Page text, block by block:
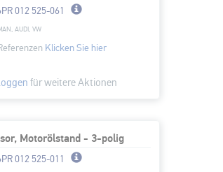
012 525-061
AUDI, VW
Klicken Sie hier
für weitere Aktionen
Motorölstand - 3-polig
012 525-011